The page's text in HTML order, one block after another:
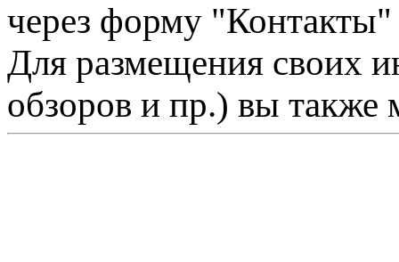
через форму "Контакты"
Для размещения своих
обзоров и пр.) вы также